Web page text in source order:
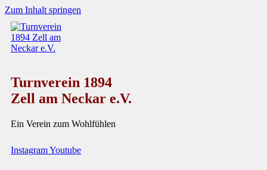
Zum Inhalt springen
Turnverein 1894
Zell am Neckar e.V.
Ein Verein zum Wohlfühlen
InstagramYoutube